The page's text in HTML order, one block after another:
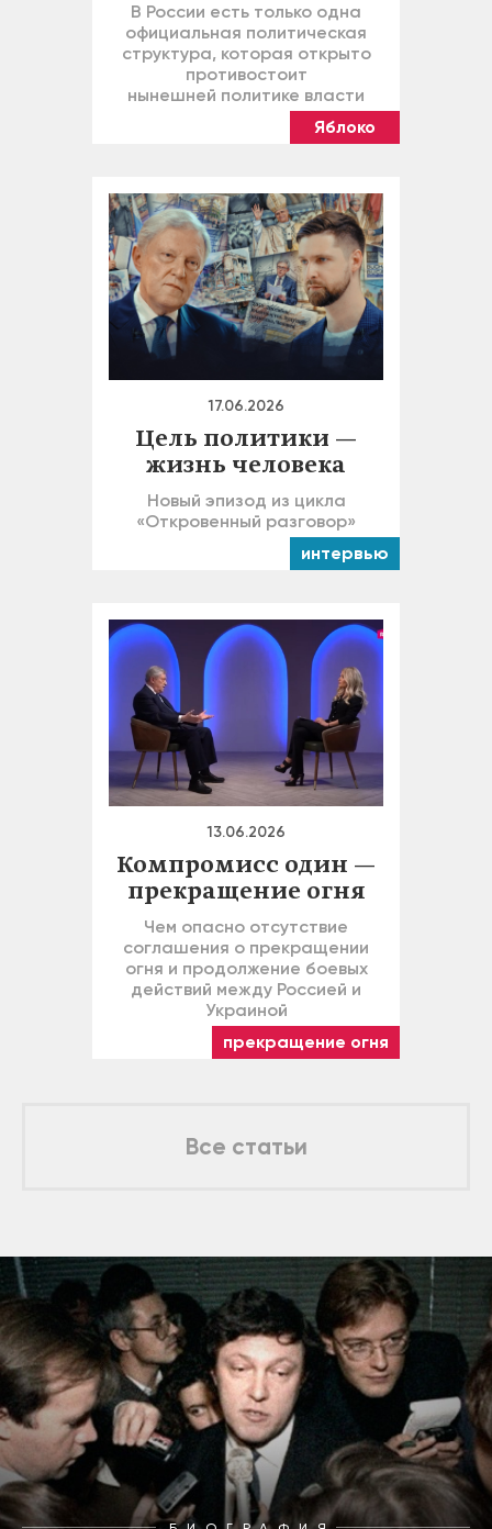
В России есть только одна
официальная политическая
структура, которая открыто
противостоит
нынешней политике власти
Яблоко
17.06.2026
Цель политики —
жизнь человека
Новый эпизод из цикла
«Откровенный разговор»
интервью
13.06.2026
Компромисс один —
прекращение огня
Чем опасно отсутствие
соглашения о прекращении
огня и продолжение боевых
действий между Россией и
Украиной
прекращение огня
Все статьи